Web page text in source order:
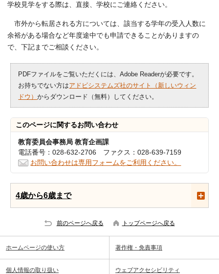
学校見学をする際は、直接、学校にご連絡ください。
市外から転居される方については、該当する学年の受入人数に
余裕がある場合など年度途中でも申請できることがありますの
で、下記までご相談ください。
PDFファイルをご覧いただくには、Adobe Readerが必要です。
お持ちでない方はアドビシステムズ社のサイト（新しいウィン
ドウ）からダウンロード（無料）してください。
このページに関するお問い合わせ
教育委員会事務局 教育企画課
電話番号：028-632-2706 ファクス：028-639-7159
お問い合わせは専用フォームをご利用ください。
4歳から6歳まで
前のページへ戻る トップページへ戻る
ホームページの使い方 著作権・免責事項
個人情報の取り扱い ウェブアクセシビリティ